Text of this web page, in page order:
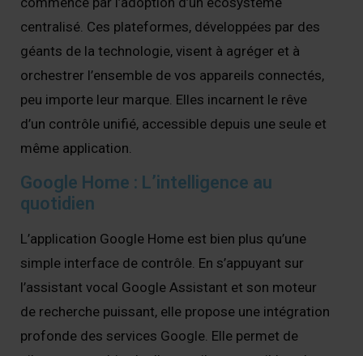
centralisé. Ces plateformes, développées par des
géants de la technologie, visent à agréger et à
orchestrer l’ensemble de vos appareils connectés,
peu importe leur marque. Elles incarnent le rêve
d’un contrôle unifié, accessible depuis une seule et
même application.
Google Home : L’intelligence au
quotidien
L’application Google Home est bien plus qu’une
simple interface de contrôle. En s’appuyant sur
l’assistant vocal Google Assistant et son moteur
de recherche puissant, elle propose une intégration
profonde des services Google. Elle permet de